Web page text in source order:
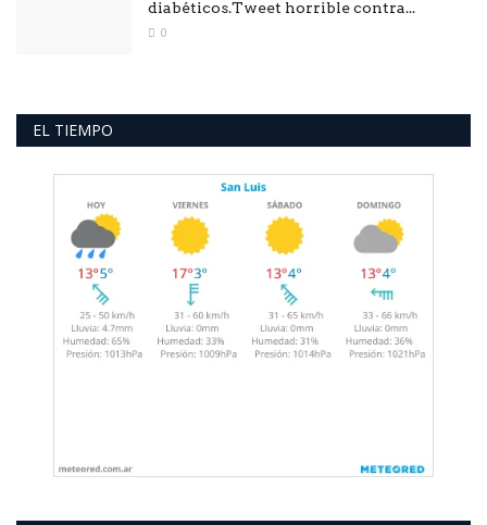
diabéticos.Tweet horrible contra...
0
EL TIEMPO